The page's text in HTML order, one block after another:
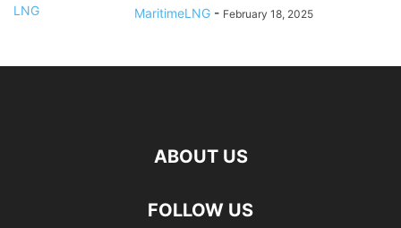
MaritimeLNG - February 18, 2025
ABOUT US
FOLLOW US